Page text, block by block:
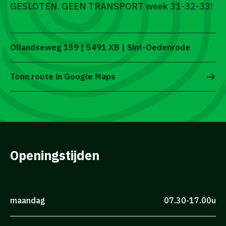
GESLOTEN. GEEN TRANSPORT week 31-32-33!
Ollandseweg 159 | 5491 XB | Sint-Oedenrode
Toon route in Google Maps
Openingstijden
maandag 07.30-17.00u